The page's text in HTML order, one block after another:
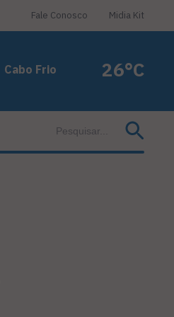
Fale Conosco Midia Kit
Cabo Frio 26°C